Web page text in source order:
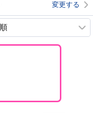
変更する